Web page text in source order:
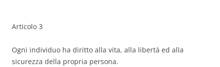
Articolo 3
Ogni individuo ha diritto alla vita, alla libertà ed alla
sicurezza della propria persona.